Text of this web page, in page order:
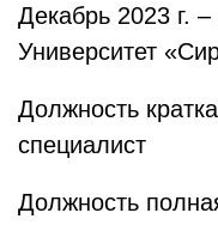
Декабрь 2023 г.
Университет
Должность
специалист
Должность